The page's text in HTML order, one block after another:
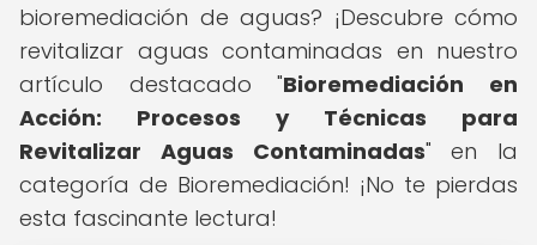
bioremediación de aguas? ¡Descubre cómo
revitalizar aguas contaminadas en nuestro
artículo destacado "Bioremediación en
Acción: Procesos y Técnicas para
Revitalizar Aguas Contaminadas" en la
categoría de Bioremediación! ¡No te pierdas
esta fascinante lectura!